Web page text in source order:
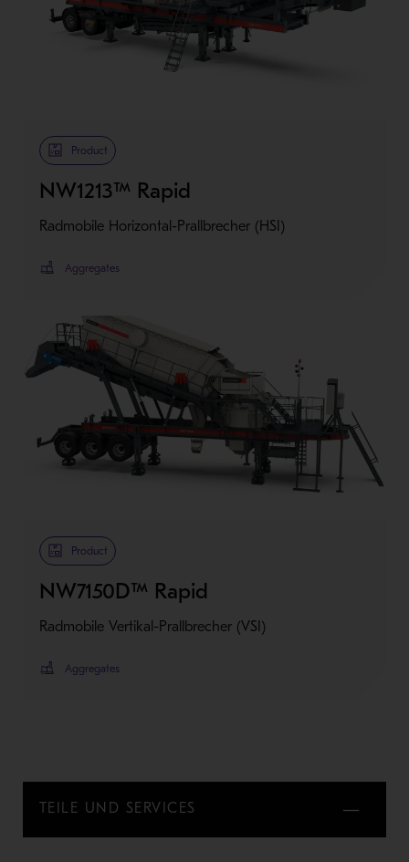
Product
NW1213™ Rapid
Radmobile Horizontal-Prallbrecher (HSI)
Aggregates
Product
NW7150D™ Rapid
Radmobile Vertikal-Prallbrecher (VSI)
Aggregates
TEILE UND SERVICES